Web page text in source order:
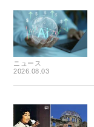
ニュース
2026.08.03